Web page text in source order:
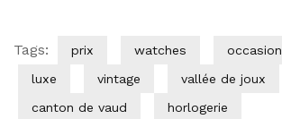
Tags: prix watches occasion
luxe
vintage
vallée de joux
canton de vaud
horlogerie